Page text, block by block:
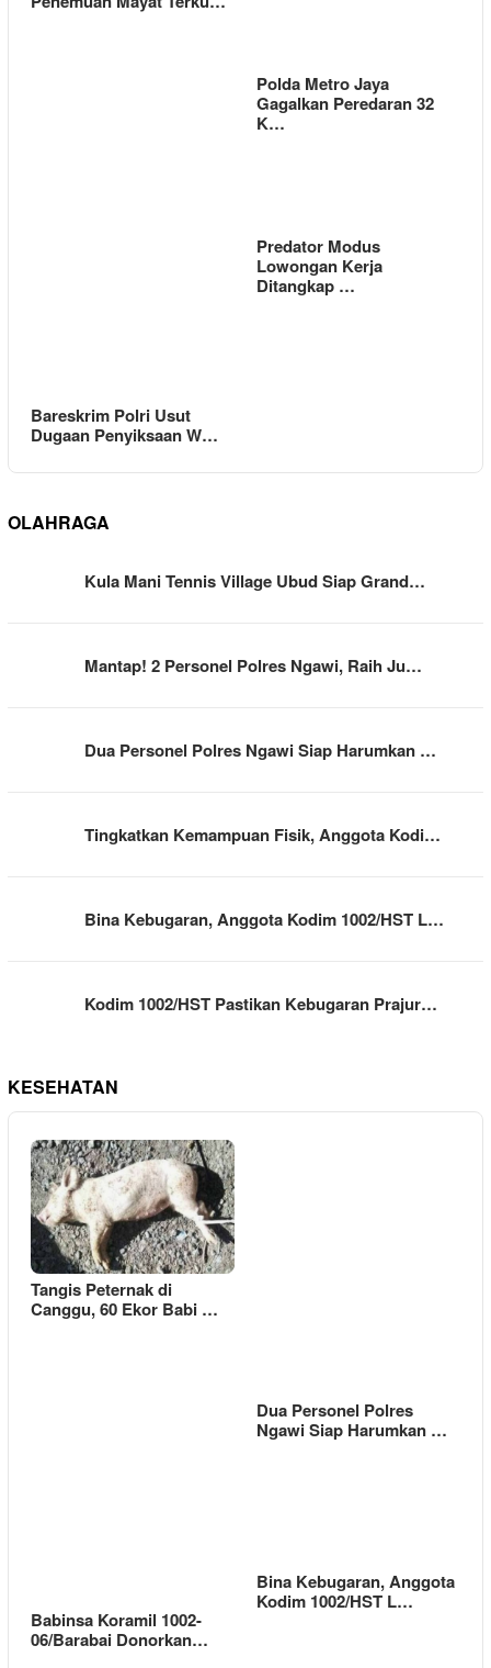
Polda Metro Jaya
Gagalkan Peredaran 32
K…
Bareskrim Polri Usut
Dugaan Penyiksaan W…
Predator Modus
Lowongan Kerja
Ditangkap …
OLAHRAGA
Kula Mani Tennis Village Ubud Siap Grand…
Mantap! 2 Personel Polres Ngawi, Raih Ju…
Dua Personel Polres Ngawi Siap Harumkan …
Tingkatkan Kemampuan Fisik, Anggota Kodi…
Bina Kebugaran, Anggota Kodim 1002/HST L…
Kodim 1002/HST Pastikan Kebugaran Prajur…
KESEHATAN
Tangis Peternak di
Canggu, 60 Ekor Babi …
Dua Personel Polres
Ngawi Siap Harumkan …
Babinsa Koramil 1002-
06/Barabai Donorkan…
Bina Kebugaran, Anggota
Kodim 1002/HST L…